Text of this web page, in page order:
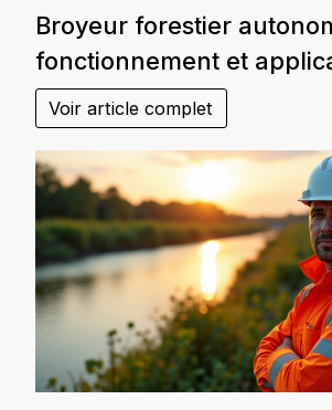
Broyeur forestier
fonctionnement et
Voir article complet